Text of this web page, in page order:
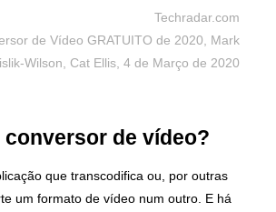
Techradar.com
de Vídeo GRATUITO de 2020, Mark
Wilson, Cat Ellis, 4 de Março de 2020
conversor de vídeo?
que transcodifica ou, por outras
um formato de vídeo num outro. E há